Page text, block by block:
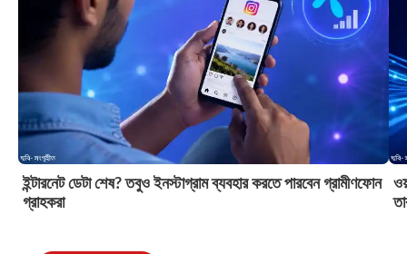
ইন্টারনেট ডেটা শেষ? তবুও ইনস্টাগ্রাম ব্যবহার করতে পারবেন গ্রামীণফোন
গ্রাহকরা